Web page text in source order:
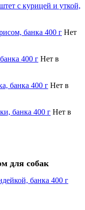
с курицей и уткой,
банка 400 г Нет
400 г Нет в
банка 400 г Нет в
банка 400 г Нет в
для собак
банка 400 г